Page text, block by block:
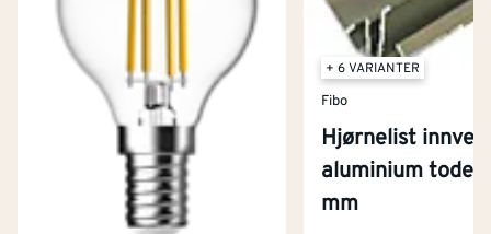
+ 6 VARIANTER
Fibo
Hjørnelist
aluminium
mm